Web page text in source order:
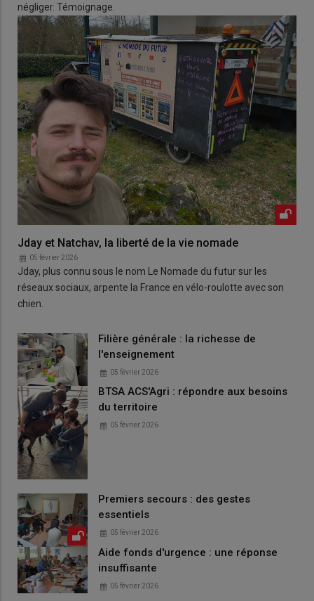
négliger. Témoignage.
Jday et Natchav, la liberté de la vie nomade
05 février 2026
Jday, plus connu sous le nom Le Nomade du futur sur les
réseaux sociaux, arpente la France en vélo-roulotte avec son
chien.
Filière générale : la richesse de
l'enseignement
05 février 2026
BTSA ACS'Agri : répondre aux besoins
du territoire
05 février 2026
Premiers secours : des gestes
essentiels
05 février 2026
Aide fonds d'urgence : une réponse
insuffisante
05 février 2026